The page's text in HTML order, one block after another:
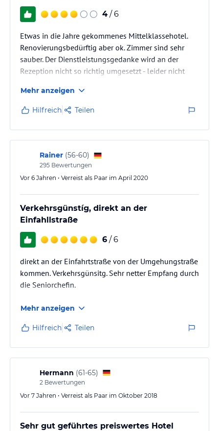
Biergarten des Hotels genießen und die Atmosphäre im Freien
erleben.
Verfasst von HolidayCheck mit Hilfe von KI. Alle
Angaben ohne Gewähr. Bitte lies vor der Buchung die
verbindlichenAngebotsdetailsdes jeweiligen Veranstalters.
4 / 6
Etwas in die Jahre gekommenes Mittelklassehotel.
Renovierungsbedürftig aber ok. Zimmer sind sehr
sauber. Der Dienstleistungsgedanke wird an der
Rezeption nicht so richtig umgesetzt - leider nicht
Mehr anzeigen
Hilfreich Teilen
Rainer (56-60)
295 Bewertungen
Vor 6 Jahren • Verreist als Paar im April 2020
Verkehrsgünstíg, direkt an der
Einfahllstraße
6 / 6
direkt an der Einfahrtstraße von der Umgehungstraße
kommen. Verkehrsgünsitg. Sehr netter Empfang durch
die Seniorchefin.
Mehr anzeigen
Hilfreich Teilen
Hermann (61-65)
2 Bewertungen
Vor 7 Jahren • Verreist als Paar im Oktober 2018
Sehr gut geführtes preiswertes Hotel